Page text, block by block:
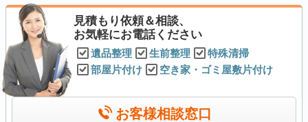
見積もり依頼＆相談、
お気軽にお電話ください
遺品整理 生前整理
特殊清掃
部屋片付け
空き家・ゴミ屋敷片付け
お客様相談窓口